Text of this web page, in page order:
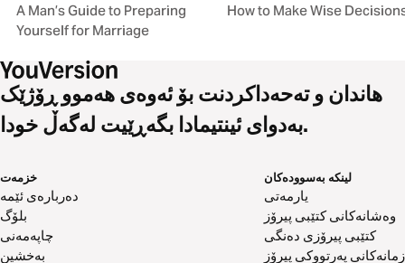
A Man’s Guide to Preparing
Yourself for Marriage
How to Make Wise
هاندان و تەحەداکردنت بۆ ئەوەی هەموو ڕۆژێک
بەدوای ئینتیمادا بگەڕێیت لەگەڵ خودا.
خزمەت
دەربارەی ئێمە
بلۆگ
چاپەمەنی
بەخشین
لینکە بەسوودەکان
یارمەتی
وەشانەکانی کتێبی پیرۆز
کتێبی پیرۆزی دەنگی
زمانەکانی پەرتووکی پیرۆز